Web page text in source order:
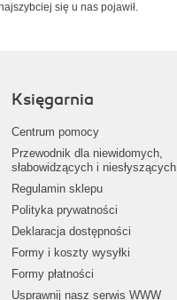
się u nas pojawił.
Księgarnia
Centrum pomocy
Przewodnik dla niewidomych,
słabowidzących i niesłyszących
Regulamin sklepu
Polityka prywatności
Deklaracja dostępności
Formy i koszty wysyłki
Formy płatności
Usprawnij nasz serwis WWW